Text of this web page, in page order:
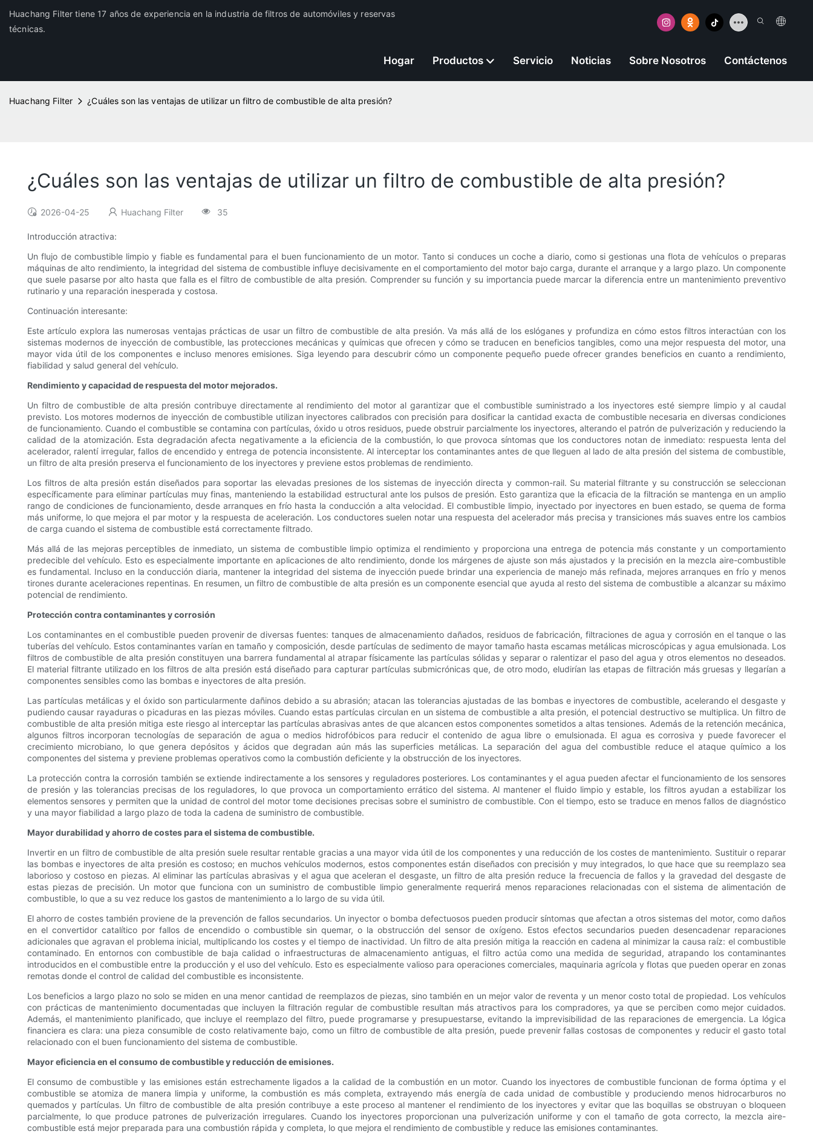
Huachang Filter tiene 17 años de experiencia en la industria de filtros de automóviles y reservas
técnicas.
Hogar Productos Servicio Noticias Sobre Nosotros Contáctenos
Huachang Filter ¿Cuáles son las ventajas de utilizar un filtro de combustible de alta presión?
¿Cuáles son las ventajas de utilizar un filtro de combustible de alta presión?
2026-04-25 Huachang Filter 35
Introducción atractiva:
Un flujo de combustible limpio y fiable es fundamental para el buen funcionamiento de un motor. Tanto si conduces un coche a diario, como si gestionas una flota de vehículos o preparas
máquinas de alto rendimiento, la integridad del sistema de combustible influye decisivamente en el comportamiento del motor bajo carga, durante el arranque y a largo plazo. Un componente
que suele pasarse por alto hasta que falla es el filtro de combustible de alta presión. Comprender su función y su importancia puede marcar la diferencia entre un mantenimiento preventivo
rutinario y una reparación inesperada y costosa.
Continuación interesante:
Este artículo explora las numerosas ventajas prácticas de usar un filtro de combustible de alta presión. Va más allá de los eslóganes y profundiza en cómo estos filtros interactúan con los
sistemas modernos de inyección de combustible, las protecciones mecánicas y químicas que ofrecen y cómo se traducen en beneficios tangibles, como una mejor respuesta del motor, una
mayor vida útil de los componentes e incluso menores emisiones. Siga leyendo para descubrir cómo un componente pequeño puede ofrecer grandes beneficios en cuanto a rendimiento,
fiabilidad y salud general del vehículo.
Rendimiento y capacidad de respuesta del motor mejorados.
Un filtro de combustible de alta presión contribuye directamente al rendimiento del motor al garantizar que el combustible suministrado a los inyectores esté siempre limpio y al caudal
previsto. Los motores modernos de inyección de combustible utilizan inyectores calibrados con precisión para dosificar la cantidad exacta de combustible necesaria en diversas condiciones
de funcionamiento. Cuando el combustible se contamina con partículas, óxido u otros residuos, puede obstruir parcialmente los inyectores, alterando el patrón de pulverización y reduciendo la
calidad de la atomización. Esta degradación afecta negativamente a la eficiencia de la combustión, lo que provoca síntomas que los conductores notan de inmediato: respuesta lenta del
acelerador, ralentí irregular, fallos de encendido y entrega de potencia inconsistente. Al interceptar los contaminantes antes de que lleguen al lado de alta presión del sistema de combustible,
un filtro de alta presión preserva el funcionamiento de los inyectores y previene estos problemas de rendimiento.
Los filtros de alta presión están diseñados para soportar las elevadas presiones de los sistemas de inyección directa y common-rail. Su material filtrante y su construcción se seleccionan
específicamente para eliminar partículas muy finas, manteniendo la estabilidad estructural ante los pulsos de presión. Esto garantiza que la eficacia de la filtración se mantenga en un amplio
rango de condiciones de funcionamiento, desde arranques en frío hasta la conducción a alta velocidad. El combustible limpio, inyectado por inyectores en buen estado, se quema de forma
más uniforme, lo que mejora el par motor y la respuesta de aceleración. Los conductores suelen notar una respuesta del acelerador más precisa y transiciones más suaves entre los cambios
de carga cuando el sistema de combustible está correctamente filtrado.
Más allá de las mejoras perceptibles de inmediato, un sistema de combustible limpio optimiza el rendimiento y proporciona una entrega de potencia más constante y un comportamiento
predecible del vehículo. Esto es especialmente importante en aplicaciones de alto rendimiento, donde los márgenes de ajuste son más ajustados y la precisión en la mezcla aire-combustible
es fundamental. Incluso en la conducción diaria, mantener la integridad del sistema de inyección puede brindar una experiencia de manejo más refinada, mejores arranques en frío y menos
tirones durante aceleraciones repentinas. En resumen, un filtro de combustible de alta presión es un componente esencial que ayuda al resto del sistema de combustible a alcanzar su máximo
potencial de rendimiento.
Protección contra contaminantes y corrosión
Los contaminantes en el combustible pueden provenir de diversas fuentes: tanques de almacenamiento dañados, residuos de fabricación, filtraciones de agua y corrosión en el tanque o las
tuberías del vehículo. Estos contaminantes varían en tamaño y composición, desde partículas de sedimento de mayor tamaño hasta escamas metálicas microscópicas y agua emulsionada. Los
filtros de combustible de alta presión constituyen una barrera fundamental al atrapar físicamente las partículas sólidas y separar o ralentizar el paso del agua y otros elementos no deseados.
El material filtrante utilizado en los filtros de alta presión está diseñado para capturar partículas submicrónicas que, de otro modo, eludirían las etapas de filtración más gruesas y llegarían a
componentes sensibles como las bombas e inyectores de alta presión.
Las partículas metálicas y el óxido son particularmente dañinos debido a su abrasión; atacan las tolerancias ajustadas de las bombas e inyectores de combustible, acelerando el desgaste y
pudiendo causar rayaduras o picaduras en las piezas móviles. Cuando estas partículas circulan en un sistema de combustible a alta presión, el potencial destructivo se multiplica. Un filtro de
combustible de alta presión mitiga este riesgo al interceptar las partículas abrasivas antes de que alcancen estos componentes sometidos a altas tensiones. Además de la retención mecánica,
algunos filtros incorporan tecnologías de separación de agua o medios hidrofóbicos para reducir el contenido de agua libre o emulsionada. El agua es corrosiva y puede favorecer el
crecimiento microbiano, lo que genera depósitos y ácidos que degradan aún más las superficies metálicas. La separación del agua del combustible reduce el ataque químico a los
componentes del sistema y previene problemas operativos como la combustión deficiente y la obstrucción de los inyectores.
La protección contra la corrosión también se extiende indirectamente a los sensores y reguladores posteriores. Los contaminantes y el agua pueden afectar el funcionamiento de los sensores
de presión y las tolerancias precisas de los reguladores, lo que provoca un comportamiento errático del sistema. Al mantener el fluido limpio y estable, los filtros ayudan a estabilizar los
elementos sensores y permiten que la unidad de control del motor tome decisiones precisas sobre el suministro de combustible. Con el tiempo, esto se traduce en menos fallos de diagnóstico
y una mayor fiabilidad a largo plazo de toda la cadena de suministro de combustible.
Mayor durabilidad y ahorro de costes para el sistema de combustible.
Invertir en un filtro de combustible de alta presión suele resultar rentable gracias a una mayor vida útil de los componentes y una reducción de los costes de mantenimiento. Sustituir o reparar
las bombas e inyectores de alta presión es costoso; en muchos vehículos modernos, estos componentes están diseñados con precisión y muy integrados, lo que hace que su reemplazo sea
laborioso y costoso en piezas. Al eliminar las partículas abrasivas y el agua que aceleran el desgaste, un filtro de alta presión reduce la frecuencia de fallos y la gravedad del desgaste de
estas piezas de precisión. Un motor que funciona con un suministro de combustible limpio generalmente requerirá menos reparaciones relacionadas con el sistema de alimentación de
combustible, lo que a su vez reduce los gastos de mantenimiento a lo largo de su vida útil.
El ahorro de costes también proviene de la prevención de fallos secundarios. Un inyector o bomba defectuosos pueden producir síntomas que afectan a otros sistemas del motor, como daños
en el convertidor catalítico por fallos de encendido o combustible sin quemar, o la obstrucción del sensor de oxígeno. Estos efectos secundarios pueden desencadenar reparaciones
adicionales que agravan el problema inicial, multiplicando los costes y el tiempo de inactividad. Un filtro de alta presión mitiga la reacción en cadena al minimizar la causa raíz: el combustible
contaminado. En entornos con combustible de baja calidad o infraestructuras de almacenamiento antiguas, el filtro actúa como una medida de seguridad, atrapando los contaminantes
introducidos en el combustible entre la producción y el uso del vehículo. Esto es especialmente valioso para operaciones comerciales, maquinaria agrícola y flotas que pueden operar en zonas
remotas donde el control de calidad del combustible es inconsistente.
Los beneficios a largo plazo no solo se miden en una menor cantidad de reemplazos de piezas, sino también en un mejor valor de reventa y un menor costo total de propiedad. Los vehículos
con prácticas de mantenimiento documentadas que incluyen la filtración regular de combustible resultan más atractivos para los compradores, ya que se perciben como mejor cuidados.
Además, el mantenimiento planificado, que incluye el reemplazo del filtro, puede programarse y presupuestarse, evitando la imprevisibilidad de las reparaciones de emergencia. La lógica
financiera es clara: una pieza consumible de costo relativamente bajo, como un filtro de combustible de alta presión, puede prevenir fallas costosas de componentes y reducir el gasto total
relacionado con el buen funcionamiento del sistema de combustible.
Mayor eficiencia en el consumo de combustible y reducción de emisiones.
El consumo de combustible y las emisiones están estrechamente ligados a la calidad de la combustión en un motor. Cuando los inyectores de combustible funcionan de forma óptima y el
combustible se atomiza de manera limpia y uniforme, la combustión es más completa, extrayendo más energía de cada unidad de combustible y produciendo menos hidrocarburos no
quemados y partículas. Un filtro de combustible de alta presión contribuye a este proceso al mantener el rendimiento de los inyectores y evitar que las boquillas se obstruyan o bloqueen
parcialmente, lo que produce patrones de pulverización irregulares. Cuando los inyectores proporcionan una pulverización uniforme y con el tamaño de gota correcto, la mezcla aire-
combustible está mejor preparada para una combustión rápida y completa, lo que mejora el rendimiento de combustible y reduce las emisiones contaminantes.